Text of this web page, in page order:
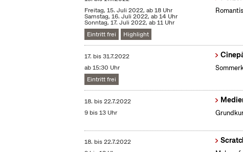
Freitag, 15. Juli 2022, ab 18 Uhr
Samstag, 16. Juli 2022, ab 14 Uhr
Sonntag, 17. Juli 2022, ab 11 Uhr
Eintritt frei
Highlight
17. bis31.7.2022
ab 15:30 Uhr
Eintritt frei
18. bis22.7.2022
9 bis 13 Uhr
18. bis22.7.2022